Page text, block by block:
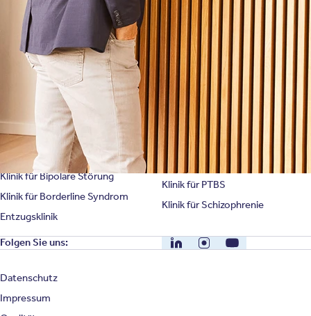
Unternehmensfakten
Spezialisierte Kliniken
Klinik für Depression
Klinik für Burnout
Klinik für Angststörung
Klinik für Zwangsstörung
Klinik für Persönlichkeitsstörung
Klinik für Bipolare Störung
Klinik für Borderline Syndrom
Entzugsklinik
Suchtklinik
Klinik für Anorexie
Klinik für Erschöpfung
Klinik für Essstörung
Klinik für Mediensucht
Klinik für Psychose
Klinik für PTBS
Klinik für Schizophrenie
Folgen Sie uns: LinkedInInstagramYouTube
Datenschutz
Impressum